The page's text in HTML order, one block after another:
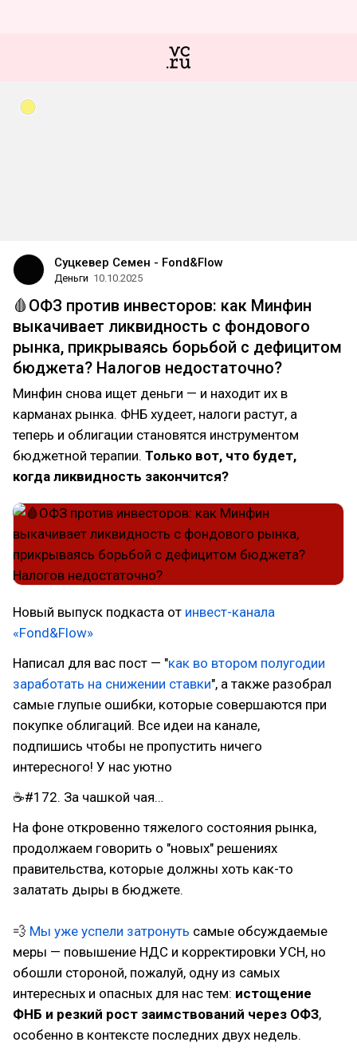
Суцкевер Семен - Fond&Flow
Деньги 10.10.2025
🩸ОФЗ против инвесторов: как Минфин
выкачивает ликвидность с фондового
рынка, прикрываясь борьбой с дефицитом
бюджета? Налогов недостаточно?
Минфин снова ищет деньги — и находит их в
карманах рынка. ФНБ худеет, налоги растут, а
теперь и облигации становятся инструментом
бюджетной терапии. Только вот, что будет,
когда ликвидность закончится?
Новый выпуск подкаста от инвест-канала
«Fond&Flow»
Написал для вас пост — "как во втором полугодии
заработать на снижении ставки", а также разобрал
самые глупые ошибки, которые совершаются при
покупке облигаций. Все идеи на канале,
подпишись чтобы не пропустить ничего
интересного! У нас уютно
☕#172. За чашкой чая…
На фоне откровенно тяжелого состояния рынка,
продолжаем говорить о "новых" решениях
правительства, которые должны хоть как-то
залатать дыры в бюджете.
💨 Мы уже успели затронуть самые обсуждаемые
меры — повышение НДС и корректировки УСН, но
обошли стороной, пожалуй, одну из самых
интересных и опасных для нас тем: истощение
ФНБ и резкий рост заимствований через ОФЗ,
особенно в контексте последних двух недель.